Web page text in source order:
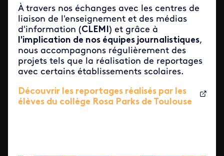
À travers nos échanges avec les centres de
liaison de l'enseignement et des médias
d'information (CLEMI) et grâce à
l'implication de nos équipes journalistiques,
nous accompagnons régulièrement des
projets tels que la réalisation de reportages
avec certains établissements scolaires.
Découvrir les reportages réalisés par les
élèves du collège Rosa Parks de Toulouse